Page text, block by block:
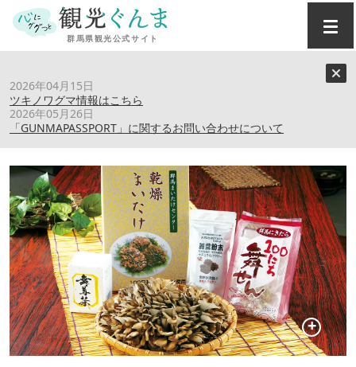
2026年04月15日
ツキノワグマ情報はこちら
2026年05月26日
「GUNMAPASSPORT」に関するお問い合わせについて
群馬まいたけセンター